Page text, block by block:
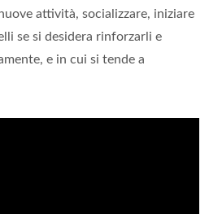
attività, socializzare, iniziare
se si desidera rinforzarli e
e in cui si tende a